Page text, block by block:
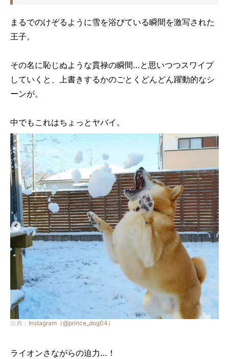
まるでのけぞるように雪を浴びている瞬間を激写された
王子。
その名に恥じぬような貫禄の瞬間…と思いつつスワイプ
していくと、上書きするかのごとくどんどん躍動的なシ
ーンが。
中でもこれはちょっとヤバイ。
出典： Instagram（@prince_dog04）
ライオンさながらの迫力…！